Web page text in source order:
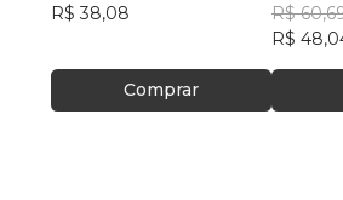
R$ 38,08
Comprar
Souza
R$
R$